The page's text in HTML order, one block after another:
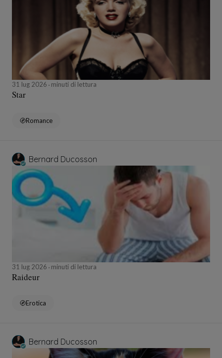
31 lug 2026 minuti di lettura
Star
Romance
Bernard Ducosson
31 lug 2026 minuti di lettura
Raideur
Erotica
Bernard Ducosson